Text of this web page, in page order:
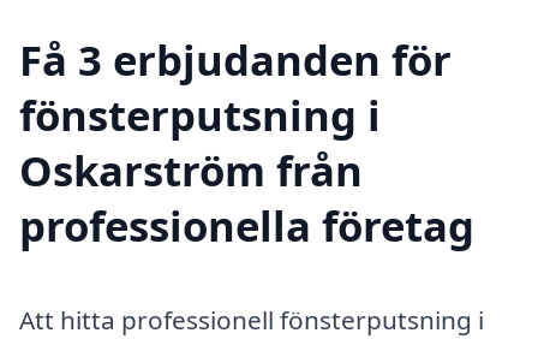
Få 3 erbjudanden för
fönsterputsning i
Oskarström från
professionella företag
Att hitta professionell fönsterputsning i